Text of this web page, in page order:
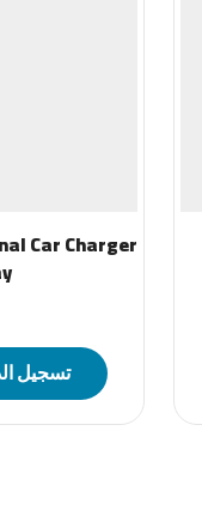
Car Charger
تسجيل